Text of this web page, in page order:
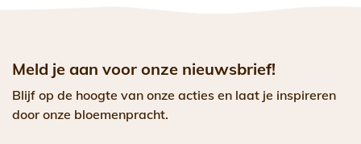
Meld je aan voor onze nieuwsbrief!
Blijf op de hoogte van onze acties en laat je inspireren
door onze bloemenpracht.